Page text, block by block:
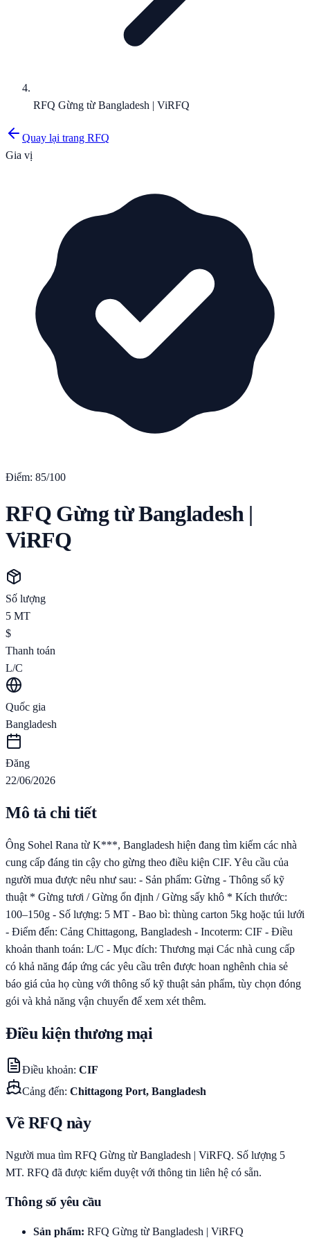
RFQ Gừng từ Bangladesh | ViRFQ
Quay lại trang RFQ
Gia vị
Điểm: 85/100
RFQ Gừng từ Bangladesh |
ViRFQ
Số lượng
5 MT
$
Thanh toán
L/C
Quốc gia
Bangladesh
Đăng
22/06/2026
Mô tả chi tiết
Ông Sohel Rana từ K***, Bangladesh hiện đang tìm kiếm các nhà
cung cấp đáng tin cậy cho gừng theo điều kiện CIF. Yêu cầu của
người mua được nêu như sau: - Sản phẩm: Gừng - Thông số kỹ
thuật * Gừng tươi / Gừng ổn định / Gừng sấy khô * Kích thước:
100–150g - Số lượng: 5 MT - Bao bì: thùng carton 5kg hoặc túi lưới
- Điểm đến: Cảng Chittagong, Bangladesh - Incoterm: CIF - Điều
khoản thanh toán: L/C - Mục đích: Thương mại Các nhà cung cấp
có khả năng đáp ứng các yêu cầu trên được hoan nghênh chia sẻ
báo giá của họ cùng với thông số kỹ thuật sản phẩm, tùy chọn đóng
gói và khả năng vận chuyển để xem xét thêm.
Điều kiện thương mại
Điều khoản: CIF
Cảng đến: Chittagong Port, Bangladesh
Về RFQ này
Người mua tìm RFQ Gừng từ Bangladesh | ViRFQ. Số lượng 5
MT. RFQ đã được kiểm duyệt với thông tin liên hệ có sẵn.
Thông số yêu cầu
Sản phẩm: RFQ Gừng từ Bangladesh | ViRFQ